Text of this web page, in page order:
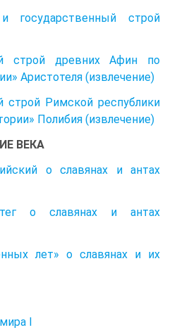
государственный строй
строй древних Афин по
Аристотеля (извлечение)
строй Римской республики
Полибия (извлечение)
ВЕКА
о славянах и антах
о славянах и антах
лет» о славянах и их
I